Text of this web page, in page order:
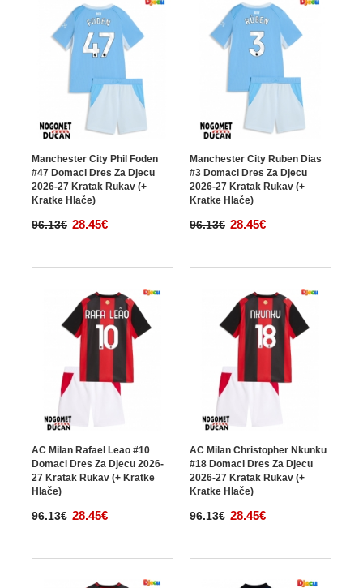
Manchester City Phil Foden
#47 Domaci Dres Za Djecu
2026-27 Kratak Rukav (+
Kratke Hlače)
96.13€ 28.45€
Manchester City Ruben Dias
#3 Domaci Dres Za Djecu
2026-27 Kratak Rukav (+
Kratke Hlače)
96.13€ 28.45€
AC Milan Rafael Leao #10
Domaci Dres Za Djecu 2026-
27 Kratak Rukav (+ Kratke
Hlače)
96.13€ 28.45€
AC Milan Christopher Nkunku
#18 Domaci Dres Za Djecu
2026-27 Kratak Rukav (+
Kratke Hlače)
96.13€ 28.45€